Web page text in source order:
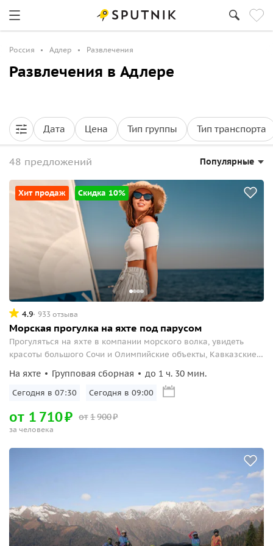
Россия Адлер Развлечения
Развлечения в Адлере
Дата Цена Тип группы Тип транспорта
48 предложений Популярные
Хит продаж Скидка 10%
4.9 933 отзыва
Морская прогулка на яхте под парусом
Прогуляться на яхте в компании морского волка, увидеть
красоты большого Сочи и Олимпийские объекты, Кавказские
На яхте Групповая сборная до 1 ч. 30 мин.
Сегодня в 07:30 Сегодня в 09:00
от 1900₽
от 1 710₽
за человека